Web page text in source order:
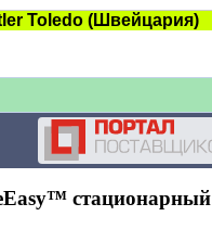
Toledo (Швейцария)
стационарный